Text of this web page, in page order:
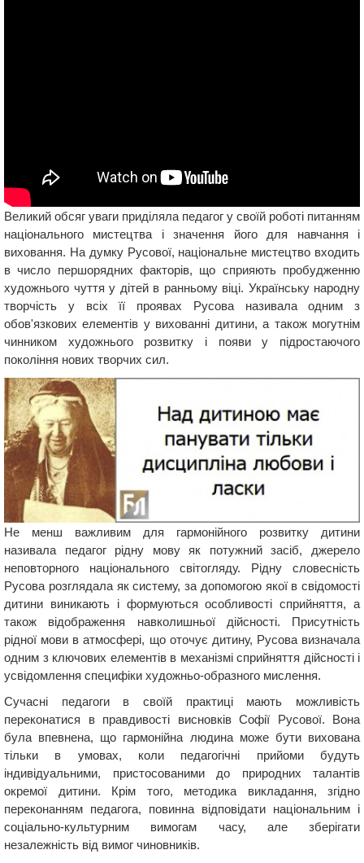
Великий обсяг уваги приділяла педагог у своїй роботі питанням
національного мистецтва і значення його для навчання і
виховання. На думку Русової, національне мистецтво входить
в число першорядних факторів, що сприяють пробудженню
художнього чуття у дітей в ранньому віці. Українську народну
творчість у всіх її проявах Русова називала одним з
обов'язкових елементів у вихованні дитини, а також могутнім
чинником художнього розвитку і появи у підростаючого
покоління нових творчих сил.
Не менш важливим для гармонійного розвитку дитини
називала педагог рідну мову як потужний засіб, джерело
неповторного національного світогляду. Рідну словесність
Русова розглядала як систему, за допомогою якої в свідомості
дитини виникають і формуються особливості сприйняття, а
також відображення навколишньої дійсності. Присутність
рідної мови в атмосфері, що оточує дитину, Русова визначала
одним з ключових елементів в механізмі сприйняття дійсності і
усвідомлення специфіки художньо-образного мислення.
Сучасні педагоги в своїй практиці мають можливість
переконатися в правдивості висновків Софії Русової. Вона
була впевнена, що гармонійна людина може бути вихована
тільки в умовах, коли педагогічні прийоми будуть
індивідуальними, пристосованими до природних талантів
окремої дитини. Крім того, методика викладання, згідно
переконанням педагога, повинна відповідати національним і
соціально-культурним вимогам часу, але зберігати
незалежність від вимог чиновників.